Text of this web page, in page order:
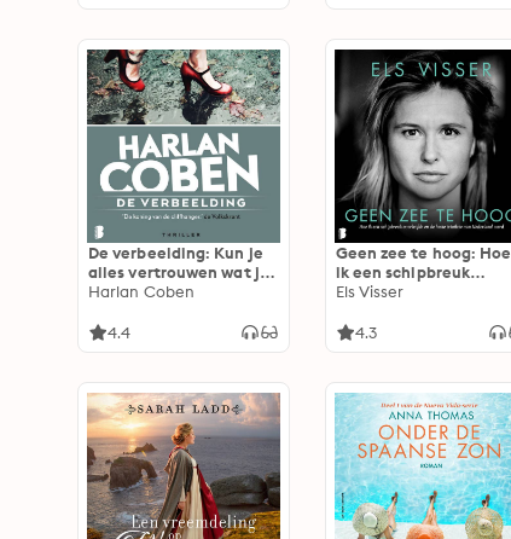
De verbeelding: Kun je
alles vertrouwen wat je
met je eigen ogen ziet?
Harlan Coben
4.4
Geen zee te hoog: Hoe
ik een schipbreuk
overleefde en de beste
werd
Els Visser
4.3